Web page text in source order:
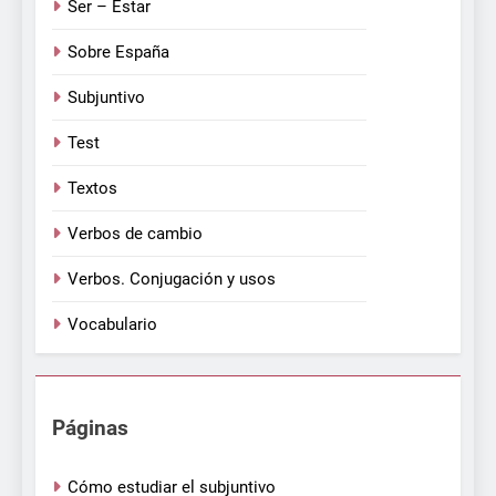
Ser – Estar
Sobre España
Subjuntivo
Test
Textos
Verbos de cambio
Verbos. Conjugación y usos
Vocabulario
Páginas
Cómo estudiar el subjuntivo